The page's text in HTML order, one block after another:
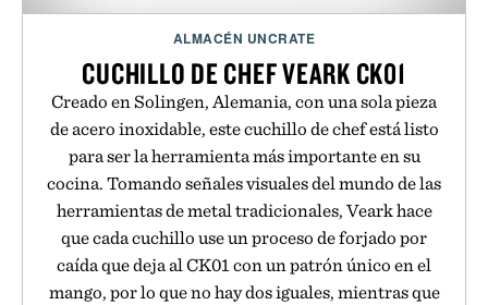
ALMACÉN UNCRATE
CUCHILLO DE CHEF VEARK CK01
Creado en Solingen, Alemania, con una sola pieza
de acero inoxidable, este cuchillo de chef está listo
para ser la herramienta más importante en su
cocina. Tomando señales visuales del mundo de las
herramientas de metal tradicionales, Veark hace
que cada cuchillo use un proceso de forjado por
caída que deja al CK01 con un patrón único en el
mango, por lo que no hay dos iguales, mientras que